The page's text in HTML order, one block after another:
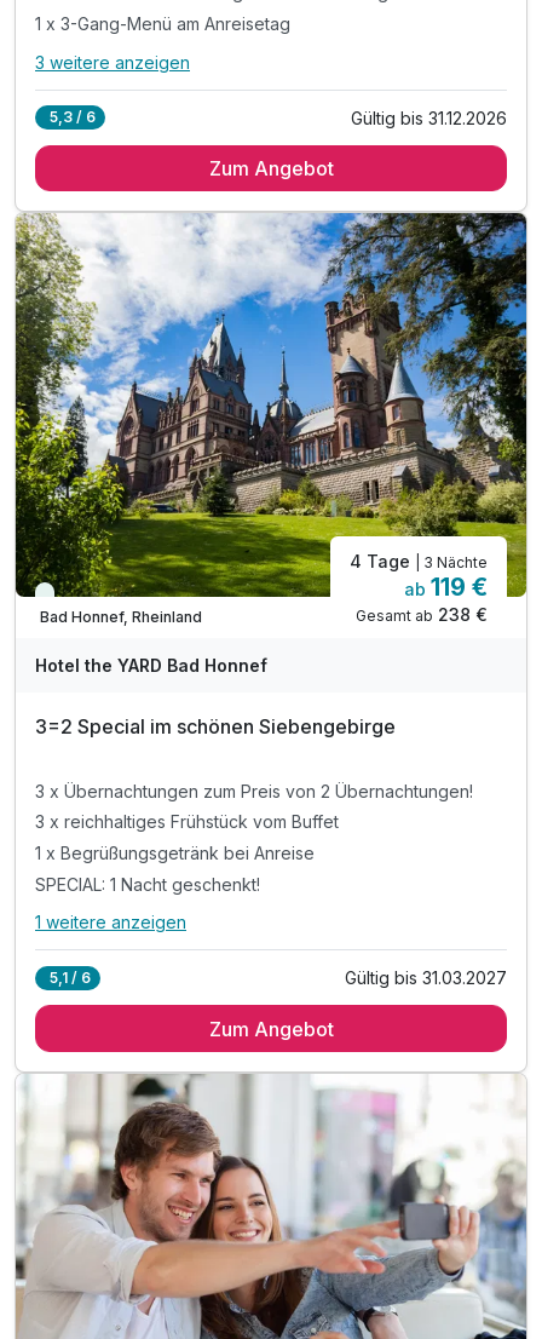
1 x 3-Gang-Menü am Anreisetag
Alle Inklusivleistungen
2 x reichhaltiges Frühstücksbuffet
1 x 3-Gang-Menü am Anreisetag
inkl. Nutzung des Parkplatzes in der Tiefgarage
inkl. Stadtplan
WLAN im Hotel
3 weitere anzeigen
5,3 / 6 Gültig bis 31.12.2026
Zum Angebot
Viele Termine frei
Bad Honnef, Rheinland
4 Tage | 3 Nächte
ab 119 €
Gesamt ab 238 €
Hotel the YARD Bad Honnef
3=2 Special im schönen Siebengebirge
3 x Übernachtungen zum Preis von 2 Übernachtungen!
3 x reichhaltiges Frühstück vom Buffet
1 x Begrüßungsgetränk bei Anreise
SPECIAL: 1 Nacht geschenkt!
Alle Inklusivleistungen
3 x reichhaltiges Frühstück vom Buffet
SPECIAL: 1 Nacht geschenkt!
inkl. Wlan Nutzung im Hotel
1 weitere anzeigen
5,1 / 6 Gültig bis 31.03.2027
Zum Angebot